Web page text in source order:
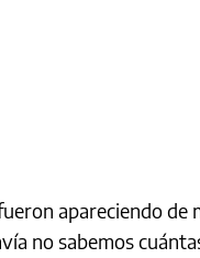
apareciendo de
no sabemos